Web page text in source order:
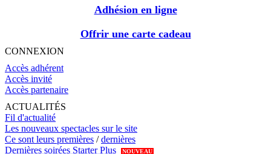
Adhésion en ligne
Offrir une carte cadeau
CONNEXION
Accès adhérent
Accès invité
Accès partenaire
ACTUALITÉS
Fil d'actualité
Les nouveaux spectacles sur le site
Ce sont leurs premières /dernières
Dernières soirées Starter Plus
NOUVEAU